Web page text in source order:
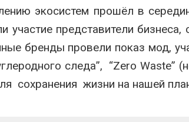
экосистем прошёл в
участие представители
бренды провели показ мод,
следа”, “Zero Waste”
сохранения жизни на нашей